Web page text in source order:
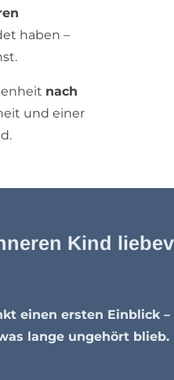
haben –
nach
und einer
Kind
einen ersten Einblick
lange ungehört blieb.